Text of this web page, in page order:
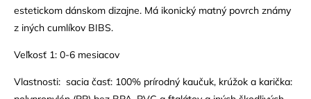
estetickom dánskom dizajne. Má ikonický matný povrch známy
z iných cumlíkov BIBS.
Veľkosť 1: 0-6 mesiacov
Vlastnosti: sacia časť: 100% prírodný kaučuk, krúžok a karička: